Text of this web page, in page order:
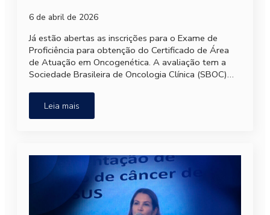
6 de abril de 2026
Já estão abertas as inscrições para o Exame de
Proficiência para obtenção do Certificado de Área
de Atuação em Oncogenética. A avaliação tem a
Sociedade Brasileira de Oncologia Clínica (SBOC)…
Leia mais